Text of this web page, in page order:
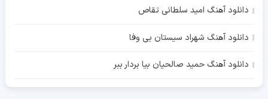
دانلود آهنگ امید سلطانی تقاص
دانلود آهنگ شهراد سیستان بی وفا
دانلود آهنگ حمید صالحیان بیا بردار ببر